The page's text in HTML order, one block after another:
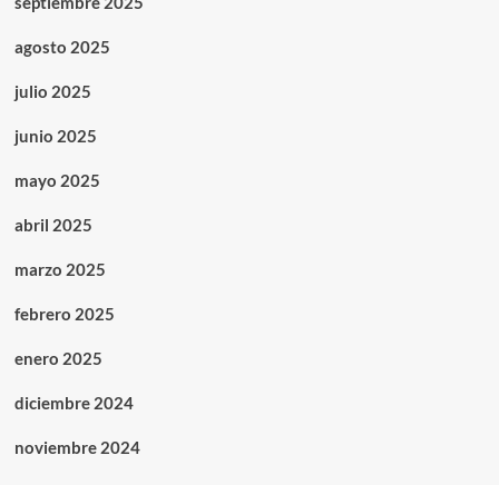
agosto 2025
julio 2025
junio 2025
mayo 2025
abril 2025
marzo 2025
febrero 2025
enero 2025
diciembre 2024
noviembre 2024